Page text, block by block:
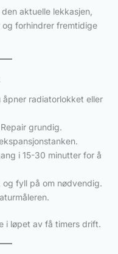
aktuelle lekkasjen,
forhindrer fremtidige
radiatorlokket eller
grundig.
i 15-30 minutter for å
fyll på om nødvendig.
i løpet av få timers drift.